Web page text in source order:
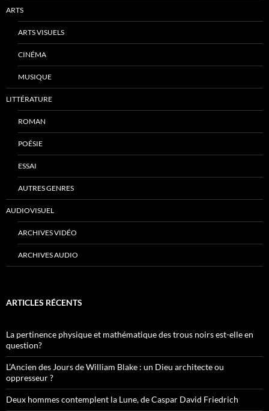
ARTS
ARTS VISUELS
CINÉMA
MUSIQUE
LITTÉRATURE
ROMAN
POÉSIE
ESSAI
AUTRES GENRES
AUDIOVISUEL
ARCHIVES VIDÉO
ARCHIVES AUDIO
ARTICLES RÉCENTS
La pertinence physique et mathématique des trous noirs est-elle en
question?
L’Ancien des Jours de William Blake : un Dieu architecte ou
oppresseur ?
Deux hommes contemplent la Lune, de Caspar David Friedrich